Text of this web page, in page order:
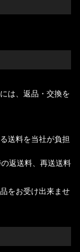
は、返品・交換を
送料を当社が負担
返送料、再送送料
をお受け出来ませ